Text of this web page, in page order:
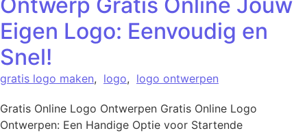
Eigen Logo: Eenvoudig en
Snel!
gratis logo maken, logo, logo ontwerpen
Gratis Online Logo Ontwerpen Gratis Online Logo
Ontwerpen: Een Handige Optie voor Startende